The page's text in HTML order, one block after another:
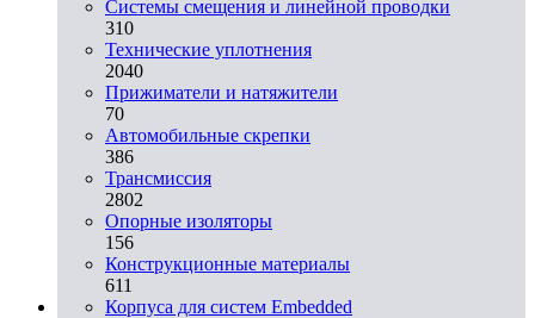
Системы смещения и линейной проводки
310
Технические уплотнения
2040
Прижиматели и натяжители
70
Автомобильные скрепки
386
Трансмиссия
2802
Опорные изоляторы
156
Конструкционные материалы
611
Корпуса для систем Embedded